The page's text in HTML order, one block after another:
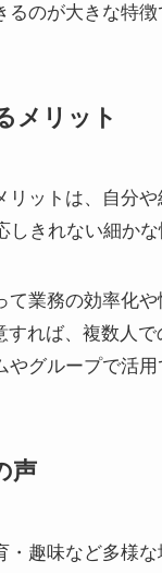
のが大きな特徴
メリット
リットは、自分
しきれない細か
て業務の効率化
れば、複数人
グループで活用
声
・趣味など多様